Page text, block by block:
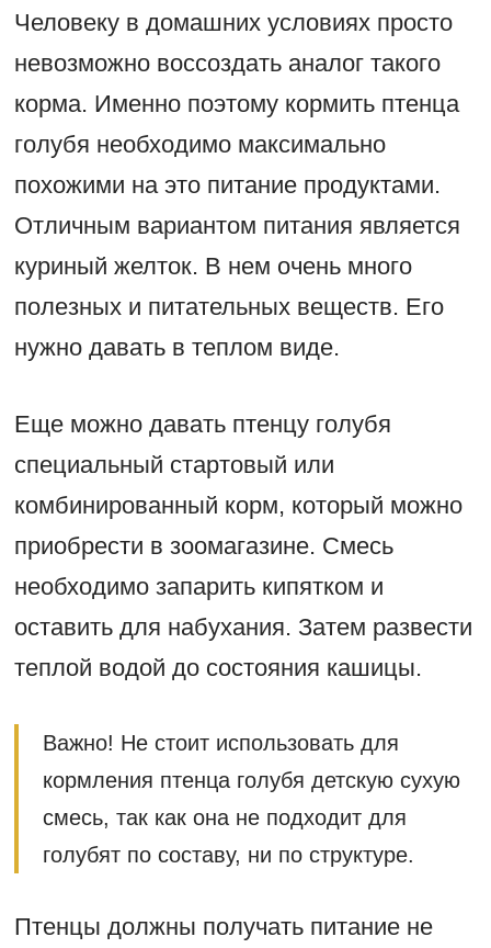
Человеку в домашних условиях просто
невозможно воссоздать аналог такого
корма. Именно поэтому кормить птенца
голубя необходимо максимально
похожими на это питание продуктами.
Отличным вариантом питания является
куриный желток. В нем очень много
полезных и питательных веществ. Его
нужно давать в теплом виде.
Еще можно давать птенцу голубя
специальный стартовый или
комбинированный корм, который можно
приобрести в зоомагазине. Смесь
необходимо запарить кипятком и
оставить для набухания. Затем развести
теплой водой до состояния кашицы.
Важно! Не стоит использовать для
кормления птенца голубя детскую сухую
смесь, так как она не подходит для
голубят по составу, ни по структуре.
Птенцы должны получать питание не